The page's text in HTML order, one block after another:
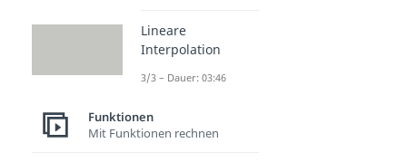
Dauer: 04:43
Sinussatz
Dauer: 04:27
Lineare
Interpolation
3/3 – Dauer: 03:46
Funktionen
Mit Funktionen rechnen